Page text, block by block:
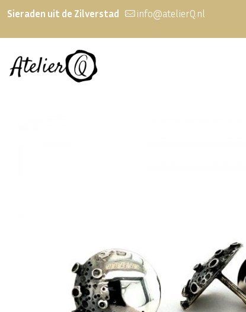
Sieraden uit de Zilverstad info@atelierQ.nl